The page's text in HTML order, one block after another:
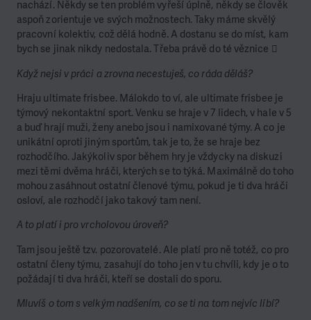
nachází. Někdy se ten problém vyřeší úplně, někdy se člověk
aspoň zorientuje ve svých možnostech. Taky máme skvělý
pracovní kolektiv, což dělá hodně. A dostanu se do míst, kam
bych se jinak nikdy nedostala. Třeba právě do té věznice 
Když nejsi v práci a zrovna necestuješ, co ráda děláš?
Hraju ultimate frisbee. Málokdo to ví, ale ultimate frisbee je
týmový nekontaktní sport. Venku se hraje v 7 lidech, v hale v 5
a buď hrají muži, ženy anebo jsou i namixované týmy. A co je
unikátní oproti jiným sportům, tak je to, že se hraje bez
rozhodčího. Jakýkoliv spor během hry je vždycky na diskuzi
mezi těmi dvěma hráči, kterých se to týká. Maximálně do toho
mohou zasáhnout ostatní členové týmu, pokud je ti dva hráči
osloví, ale rozhodčí jako takový tam není.
A to platí i pro vrcholovou úroveň?
Tam jsou ještě tzv. pozorovatelé. Ale platí pro ně totéž, co pro
ostatní členy týmu, zasahují do toho jen v tu chvíli, kdy je o to
požádají ti dva hráči, kteří se dostali do sporu.
Mluvíš o tom s velkým nadšením, co se ti na tom nejvíc líbí?